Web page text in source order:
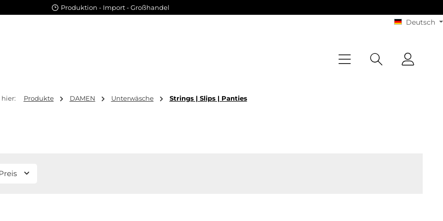
Produktion - Import - Großhandel
Deutsch
hier: Produkte DAMEN Unterwäsche Strings | Slips | Panties